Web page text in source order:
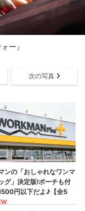
ー』
次の写真